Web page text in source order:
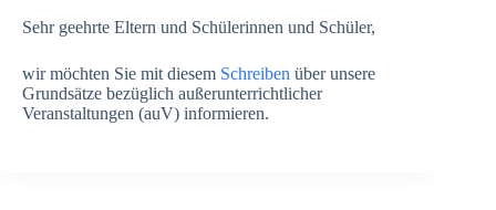
Sehr geehrte Eltern und Schülerinnen und Schüler,
wir möchten Sie mit diesem Schreiben über unsere
Grundsätze bezüglich außerunterrichtlicher
Veranstaltungen (auV) informieren.